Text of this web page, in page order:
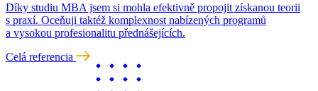
Díky studiu MBA jsem si mohla efektivně propojit získanou teorii
s praxí. Oceňuji taktéž komplexnost nabízených programů
a vysokou profesionalitu přednášejících.
Celá referencia